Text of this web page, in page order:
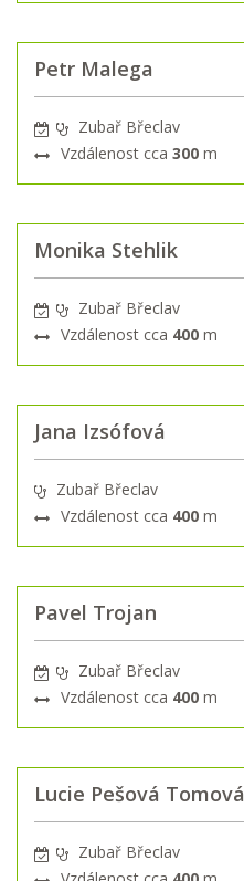
Petr Malega
Zubař Břeclav
Vzdálenost cca 300 m
Monika Stehlik
Zubař Břeclav
Vzdálenost cca 400 m
Jana Izsófová
Zubař Břeclav
Vzdálenost cca 400 m
Pavel Trojan
Zubař Břeclav
Vzdálenost cca 400 m
Lucie Pešová Tomová
Zubař Břeclav